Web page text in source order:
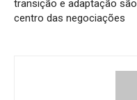
transição e adaptação são
centro das negociações